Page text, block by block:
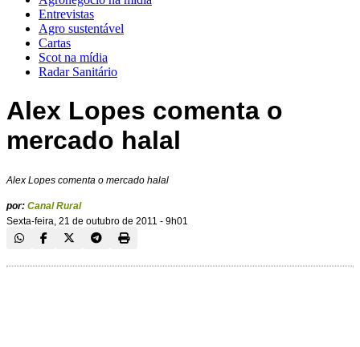
Entrevistas
Agro sustentável
Cartas
Scot na mídia
Radar Sanitário
Alex Lopes comenta o
mercado halal
Alex Lopes comenta o mercado halal
por: Canal Rural
Sexta-feira, 21 de outubro de 2011 - 9h01